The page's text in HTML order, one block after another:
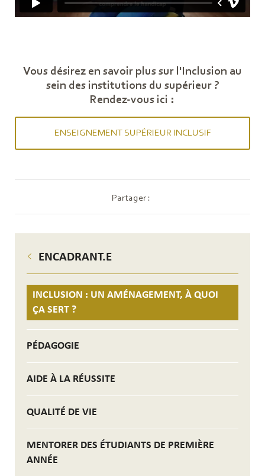
ENCADRANT.E
INCLUSION : UN AMÉNAGEMENT, À QUOI
ÇA SERT ?
PÉDAGOGIE
AIDE À LA RÉUSSITE
QUALITÉ DE VIE
MENTORER DES ÉTUDIANTS DE PREMIÈRE
ANNÉE
Vous désirez en savoir plus sur l'Inclusion au
sein des institutions du supérieur ?
Rendez-vous ici :
ENSEIGNEMENT SUPÉRIEUR INCLUSIF
Partager :